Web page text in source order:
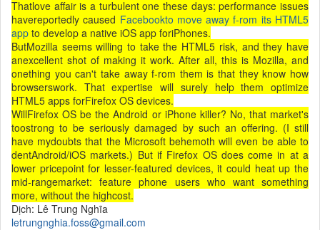
Thatlove affair is a turbulent one these days: performance issues
havereportedly caused Facebookto move away f-rom its HTML5
app to develop a native iOS app foriPhones.
ButMozilla seems willing to take the HTML5 risk, and they have
anexcellent shot of making it work. After all, this is Mozilla, and
onething you can't take away f-rom them is that they know how
browserswork. That expertise will surely help them optimize
HTML5 apps forFirefox OS devices.
WillFirefox OS be the Android or iPhone killer? No, that market's
toostrong to be seriously damaged by such an offering. (I still
have mydoubts that the Microsoft behemoth will even be able to
dentAndroid/iOS markets.) But if Firefox OS does come in at a
lower pricepoint for lesser-featured devices, it could heat up the
mid-rangemarket: feature phone users who want something
more, without the highcost.
Dịch: Lê Trung Nghĩa
letrungnghia.foss@gmail.com